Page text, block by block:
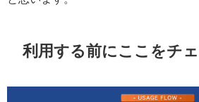
利用する前にここをチェ